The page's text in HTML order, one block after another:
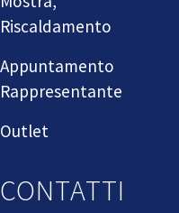
Riscaldamento
Appuntamento
Rappresentante
Outlet
CONTATTI